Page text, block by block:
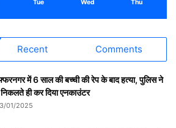
Tue Wed Thu
Recent Comments
में 6 साल की बच्ची की रेप के बाद हत्या, पुलिस ने
ही कर दिया एनकाउंटर
01/2025